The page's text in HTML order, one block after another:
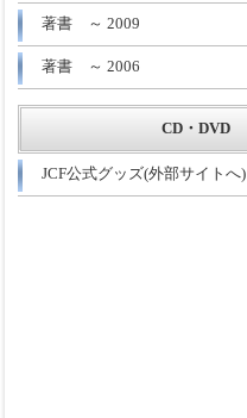
著書 ～ 2009
著書 ～ 2006
CD・DVD
JCF公式グッズ(外部サイトへ)